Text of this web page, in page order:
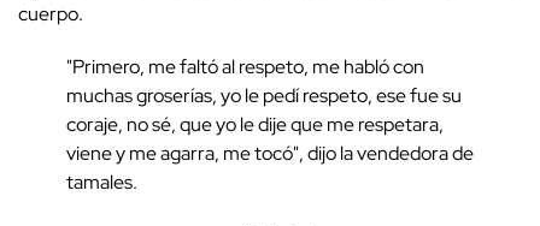
cuerpo.
"Primero, me faltó al respeto, me habló con
muchas groserías, yo le pedí respeto, ese fue su
coraje, no sé, que yo le dije que me respetara,
viene y me agarra, me tocó", dijo la vendedora de
tamales.